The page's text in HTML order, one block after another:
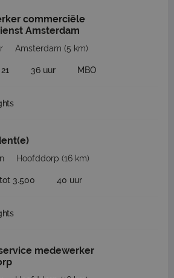
commerciële
Amsterdam
Amsterdam (5 km)
36 uur MBO
Hoofddorp (16 km)
3.500 40 uur
medewerker